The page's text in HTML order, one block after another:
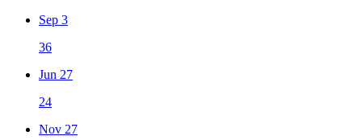
Sep 3
36
Jun 27
24
Nov 27